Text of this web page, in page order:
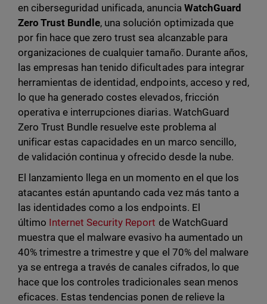
en ciberseguridad unificada, anuncia WatchGuard
Zero Trust Bundle, una solución optimizada que
por fin hace que zero trust sea alcanzable para
organizaciones de cualquier tamaño. Durante años,
las empresas han tenido dificultades para integrar
herramientas de identidad, endpoints, acceso y red,
lo que ha generado costes elevados, fricción
operativa e interrupciones diarias. WatchGuard
Zero Trust Bundle resuelve este problema al
unificar estas capacidades en un marco sencillo,
de validación continua y ofrecido desde la nube.
El lanzamiento llega en un momento en el que los
atacantes están apuntando cada vez más tanto a
las identidades como a los endpoints. El
último Internet Security Report de WatchGuard
muestra que el malware evasivo ha aumentado un
40% trimestre a trimestre y que el 70% del malware
ya se entrega a través de canales cifrados, lo que
hace que los controles tradicionales sean menos
eficaces. Estas tendencias ponen de relieve la